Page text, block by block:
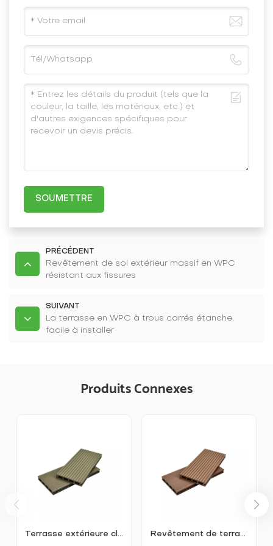
SOUMETTRE
PRÉCÉDENT
Revêtement de sol extérieur massif en WPC
résistant aux fissures
SUIVANT
La terrasse en WPC à trous carrés étanche,
facile à installer
Produits Connexes
Terrasse extérieure classique creuse en composite bois-plastique K25-150 Revêtement de terrasse extérieur WPC à pores carrés K25-150